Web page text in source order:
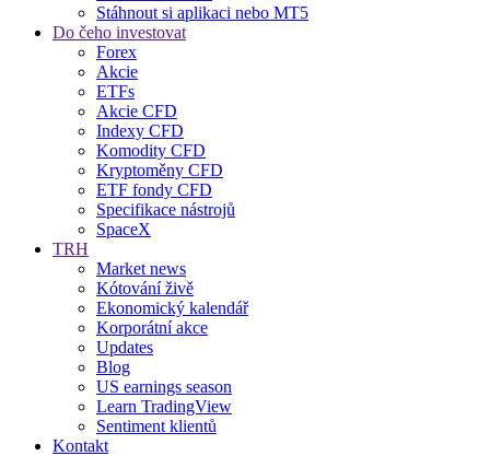
Stáhnout si aplikaci nebo MT5
Do čeho investovat
Forex
Akcie
ETFs
Akcie CFD
Indexy CFD
Komodity CFD
Kryptoměny CFD
ETF fondy CFD
Specifikace nástrojů
SpaceX
TRH
Market news
Kótování živě
Ekonomický kalendář
Korporátní akce
Updates
Blog
US earnings season
Learn TradingView
Sentiment klientů
Kontakt